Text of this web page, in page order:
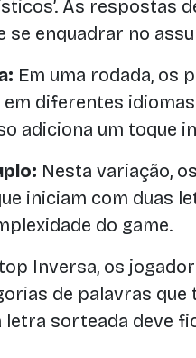
As respostas
se enquadrar no
Em uma rodada, os
diferentes
adiciona um toque
Nesta variação,
iniciam com duas
do game.
Inversa, os
de palavras
letra sorteada deve